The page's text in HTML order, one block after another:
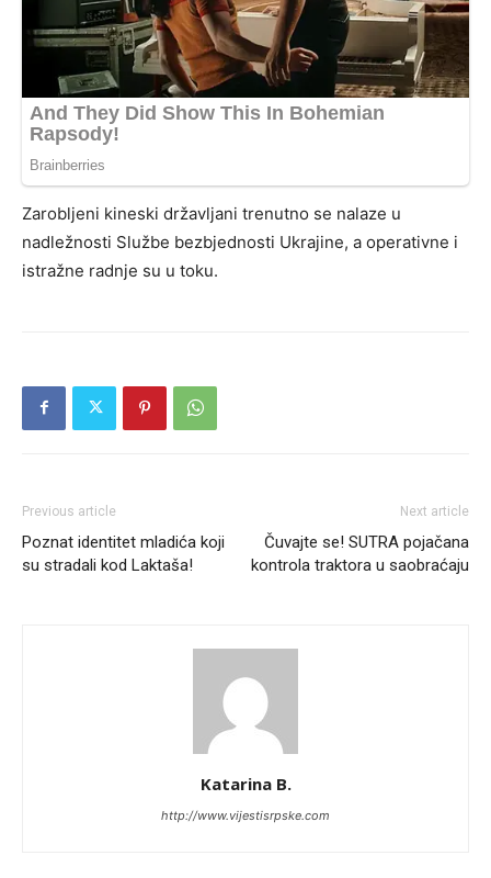
Zarobljeni kineski državljani trenutno se nalaze u
nadležnosti Službe bezbjednosti Ukrajine, a operativne i
istražne radnje su u toku.
Previous article
Poznat identitet mladića koji
su stradali kod Laktaša!
Next article
Čuvajte se! SUTRA pojačana
kontrola traktora u saobraćaju
Katarina B.
http://www.vijestisrpske.com